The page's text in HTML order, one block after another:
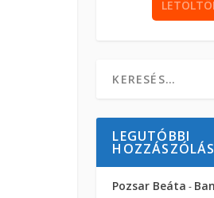
LEGUTÓBBI
Pozsar Beáta -